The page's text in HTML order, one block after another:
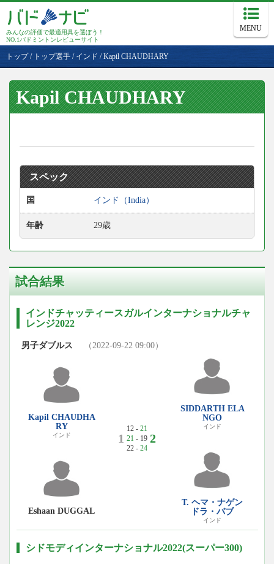
みんなの評価で最適用具を選ぼう！
NO.1バドミントンレビューサイト
MENU
トップ/ トップ選手 / インド /Kapil CHAUDHARY
Kapil CHAUDHARY
スペック
国 インド（India）
年齢 29歳
試合結果
インドチャッティースガルインターナショナルチャ
レンジ2022
男子ダブルス （2022-09-22 09:00）
Kapil CHAUDHA
RY
インド
Eshaan DUGGAL
1
12 - 21
21 - 19
22 - 24
2
SIDDARTH ELA
NGO
インド
T. ヘマ・ナゲン
ドラ・バブ
インド
シドモディインターナショナル2022(スーパー300)